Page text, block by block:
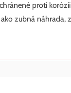
proti
zubná